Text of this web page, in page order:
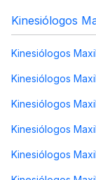
Kinesiólogos
Kinesiólogos
Kinesiólogos
Kinesiólogos
Kinesiólogos
Kinesiólogos